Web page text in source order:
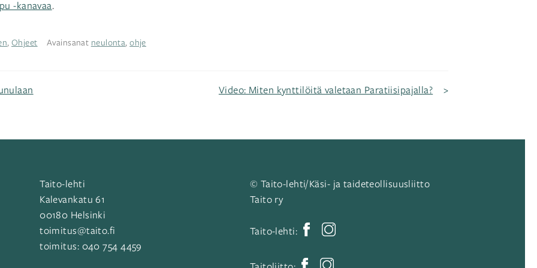
-kanavaa.
, Ohjeet Avainsanat neulonta,ohje
Video: Miten kynttilöitä valetaan Paratiisipajalla?
Taito-lehti
Kalevankatu 61
00180 Helsinki
toimitus@taito.fi
toimitus: 040 754 4459
© Taito-lehti/Käsi- ja taideteollisuusliitto
Taito ry
Taito-lehti: